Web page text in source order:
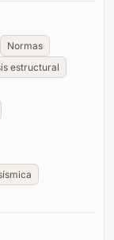
Normas
estructural